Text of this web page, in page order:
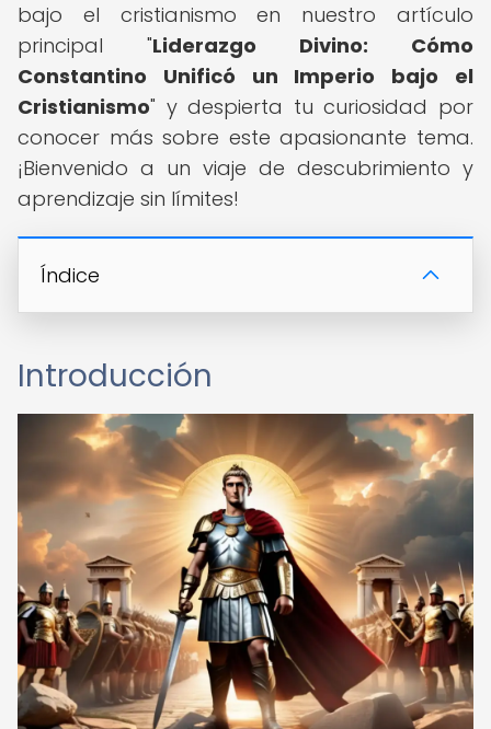
bajo el cristianismo en nuestro artículo
principal "Liderazgo Divino: Cómo
Constantino Unificó un Imperio bajo el
Cristianismo" y despierta tu curiosidad por
conocer más sobre este apasionante tema.
¡Bienvenido a un viaje de descubrimiento y
aprendizaje sin límites!
Índice
Introducción